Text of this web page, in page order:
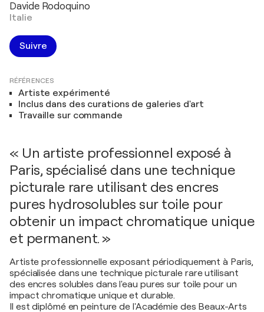
Davide Rodoquino
Italie
Suivre
RÉFÉRENCES
Artiste expérimenté
Inclus dans des curations de galeries d'art
Travaille sur commande
« Un artiste professionnel exposé à
Paris, spécialisé dans une technique
picturale rare utilisant des encres
pures hydrosolubles sur toile pour
obtenir un impact chromatique unique
et permanent. »
Artiste professionnelle exposant périodiquement à Paris,
spécialisée dans une technique picturale rare utilisant
des encres solubles dans l'eau pures sur toile pour un
impact chromatique unique et durable.
Il est diplômé en peinture de l'Académie des Beaux-Arts